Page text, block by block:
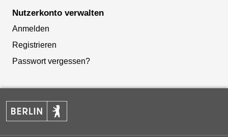
Nutzerkonto verwalten
Anmelden
Registrieren
Passwort vergessen?